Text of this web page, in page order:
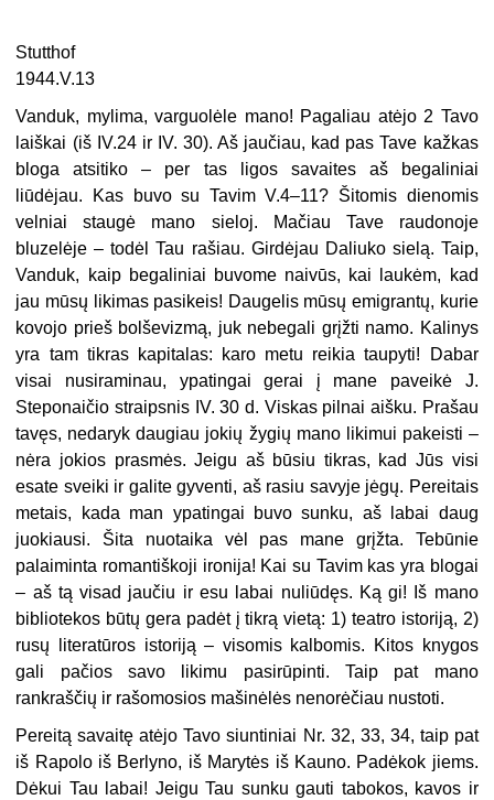
Stutthof
1944.V.13
Vanduk, mylima, varguolėle mano! Pagaliau atėjo 2 Tavo
laiškai (iš IV.24 ir IV. 30). Aš jaučiau, kad pas Tave kažkas
bloga atsitiko – per tas ligos savaites aš begaliniai
liūdėjau. Kas buvo su Tavim V.4–11? Šitomis dienomis
velniai staugė mano sieloj. Mačiau Tave raudonoje
bluzelėje – todėl Tau rašiau. Girdėjau Daliuko sielą. Taip,
Vanduk, kaip begaliniai buvome naivūs, kai laukėm, kad
jau mūsų likimas pasikeis! Daugelis mūsų emigrantų, kurie
kovojo prieš bolševizmą, juk nebegali grįžti namo. Kalinys
yra tam tikras kapitalas: karo metu reikia taupyti! Dabar
visai nusiraminau, ypatingai gerai į mane paveikė J.
Steponaičio straipsnis IV. 30 d. Viskas pilnai aišku. Prašau
tavęs, nedaryk daugiau jokių žygių mano likimui pakeisti –
nėra jokios prasmės. Jeigu aš būsiu tikras, kad Jūs visi
esate sveiki ir galite gyventi, aš rasiu savyje jėgų. Pereitais
metais, kada man ypatingai buvo sunku, aš labai daug
juokiausi. Šita nuotaika vėl pas mane grįžta. Tebūnie
palaiminta romantiškoji ironija! Kai su Tavim kas yra blogai
– aš tą visad jaučiu ir esu labai nuliūdęs. Ką gi! Iš mano
bibliotekos būtų gera padėt į tikrą vietą: 1) teatro istoriją, 2)
rusų literatūros istoriją – visomis kalbomis. Kitos knygos
gali pačios savo likimu pasirūpinti. Taip pat mano
rankraščių ir rašomosios mašinėlės nenorėčiau nustoti.
Pereitą savaitę atėjo Tavo siuntiniai Nr. 32, 33, 34, taip pat
iš Rapolo iš Berlyno, iš Marytės iš Kauno. Padėkok jiems.
Dėkui Tau labai! Jeigu Tau sunku gauti tabokos, kavos ir